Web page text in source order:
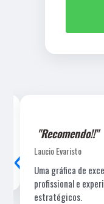
"Recomendo!!"
Laucio Evaristo
Uma gráfica de
profissional e
estratégicos.
‹